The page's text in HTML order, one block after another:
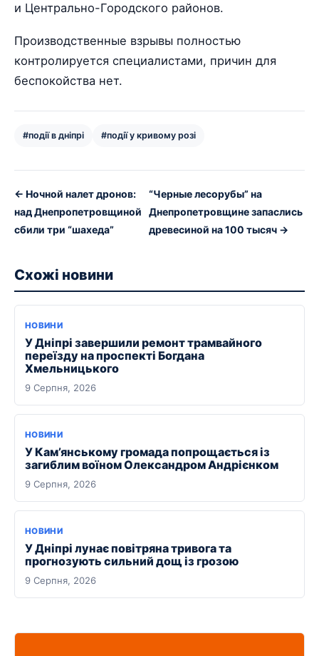
и Центрально-Городского районов.
Производственные взрывы полностью
контролируется специалистами, причин для
беспокойства нет.
#події в дніпрі #події у кривому розі
← Ночной налет дронов:
над Днепропетровщиной
сбили три “шахеда”
“Черные лесорубы” на
Днепропетровщине запаслись
древесиной на 100 тысяч →
Схожі новини
НОВИНИ
У Дніпрі завершили ремонт трамвайного
переїзду на проспекті Богдана
Хмельницького
9 Серпня, 2026
НОВИНИ
У Кам’янському громада попрощається із
загиблим воїном Олександром Андрієнком
9 Серпня, 2026
НОВИНИ
У Дніпрі лунає повітряна тривога та
прогнозують сильний дощ із грозою
9 Серпня, 2026